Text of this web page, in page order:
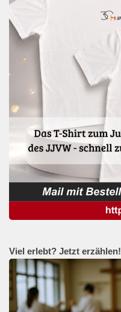
Viel erlebt? Jetzt erzählen!